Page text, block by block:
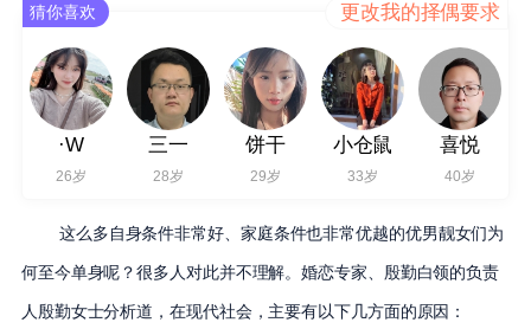
猜你喜欢 更改我的择偶要求
·W
26岁
三一
28岁
饼干
29岁
小仓鼠
33岁
喜悦
40岁
这么多自身条件非常好、家庭条件也非常优越的优男靓女们为
何至今单身呢？很多人对此并不理解。婚恋专家、殷勤白领的负责
人殷勤女士分析道，在现代社会，主要有以下几方面的原因：